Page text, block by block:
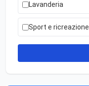
Lavanderia
Sport e ricreazione